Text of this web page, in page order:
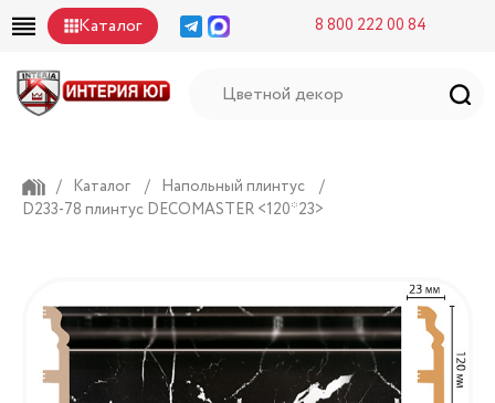
Каталог 8 800 222 00 84
/ Каталог / Напольный плинтус
/
D233-78 плинтус DECOMASTER <120*23>